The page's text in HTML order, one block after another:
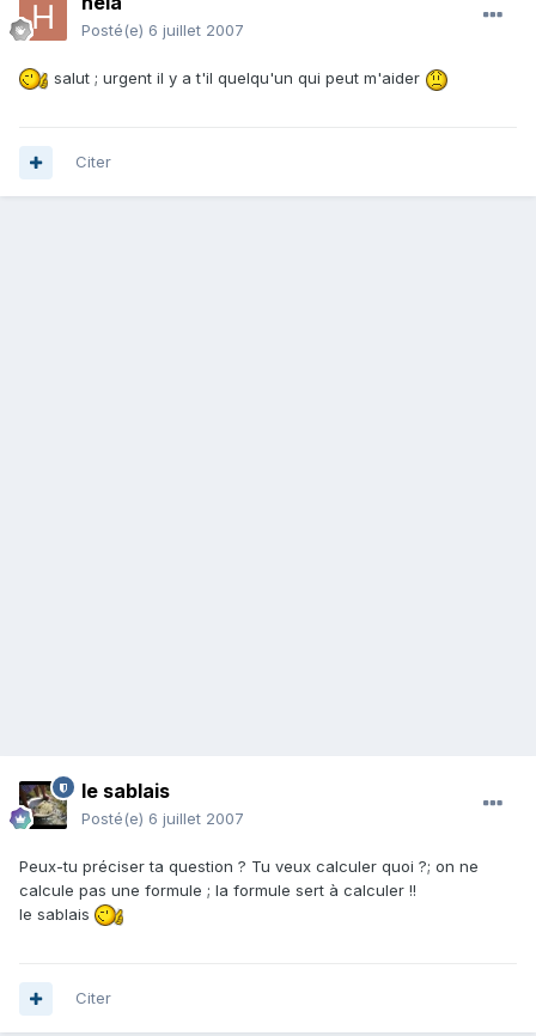
Posté(e) 6 juillet 2007
salut ; urgent il y a t'il quelqu'un qui peut m'aider
Citer
le sablais
Posté(e) 6 juillet 2007
Peux-tu préciser ta question ? Tu veux calculer quoi ?; on ne
calcule pas une formule ; la formule sert à calculer !!
le sablais
Citer